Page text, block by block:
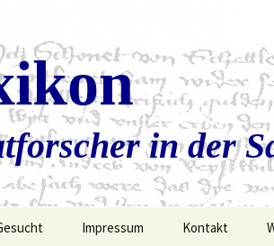
in der
Impressum Kontakt